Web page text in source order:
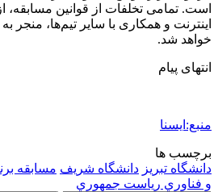
است. تمامی تخلفات از قوانین مسابقه،
اینترنت و همکاری با سایر تیم‌ها، منجر
خواهد شد.
انتهای پیام
منبع:ایسنا
برچسب ها
دانشگاه تبريز دانشگاه شريف مسابقه
و فناوري رياست جمهوري